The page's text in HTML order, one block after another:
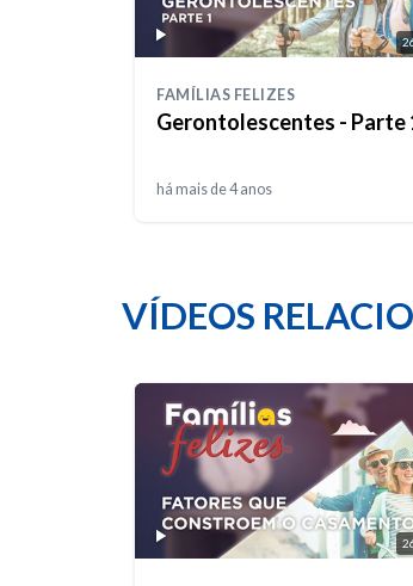
FAMÍLIAS FELIZES
Gerontolescentes - Parte
há mais de 4 anos
VÍDEOS